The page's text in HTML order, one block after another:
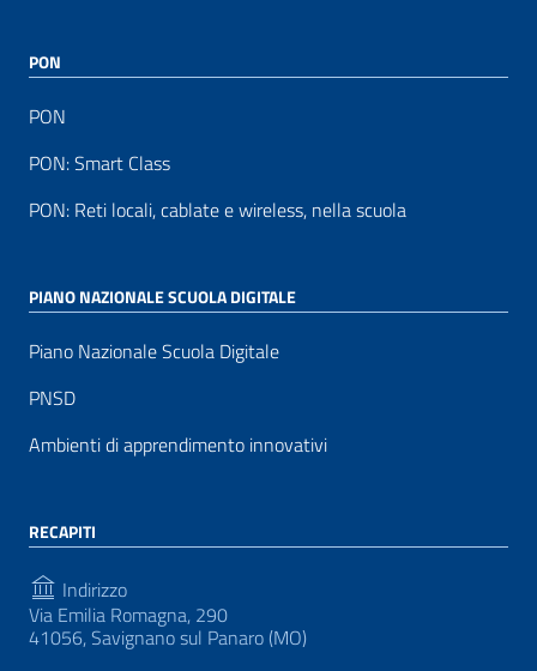
PON
PON
PON: Smart Class
PON: Reti locali, cablate e wireless, nella scuola
PIANO NAZIONALE SCUOLA DIGITALE
Piano Nazionale Scuola Digitale
PNSD
Ambienti di apprendimento innovativi
RECAPITI
Indirizzo
Via Emilia Romagna, 290
41056, Savignano sul Panaro (MO)